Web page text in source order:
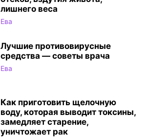
лишнего веса
Ева
Лучшие противовирусные
средства — cоветы врача
Ева
Как приготовить щелочную
воду, которая выводит токсины,
замедляет старение,
уничтожает рак